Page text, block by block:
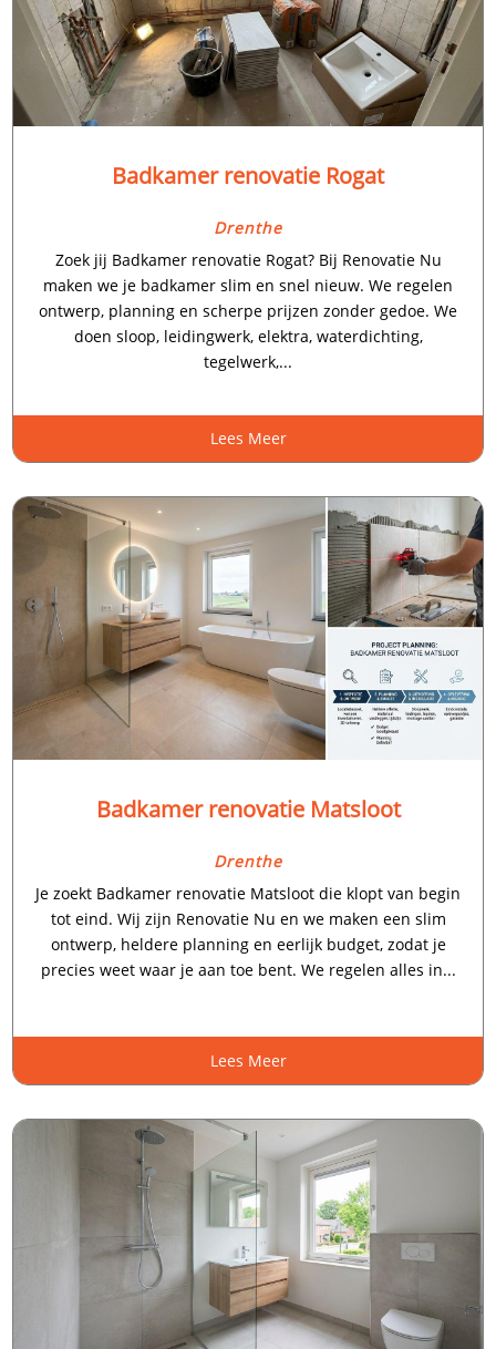
Badkamer renovatie Rogat
Drenthe
Zoek jij Badkamer renovatie Rogat? Bij Renovatie Nu
maken we je badkamer slim en snel nieuw. We regelen
ontwerp, planning en scherpe prijzen zonder gedoe. We
doen sloop, leidingwerk, elektra, waterdichting,
tegelwerk,...
Lees Meer
Badkamer renovatie Matsloot
Drenthe
Je zoekt Badkamer renovatie Matsloot die klopt van begin
tot eind. Wij zijn Renovatie Nu en we maken een slim
ontwerp, heldere planning en eerlijk budget, zodat je
precies weet waar je aan toe bent. We regelen alles in...
Lees Meer